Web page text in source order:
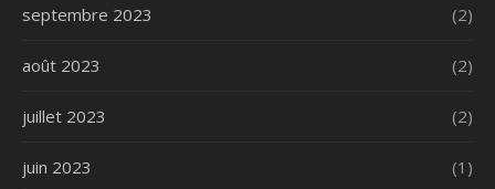
septembre 2023 (2)
août 2023 (2)
juillet 2023 (2)
juin 2023 (1)